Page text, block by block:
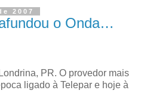
2007
o Onda…
PR. O provedor mais
ligado à Telepar e hoje à